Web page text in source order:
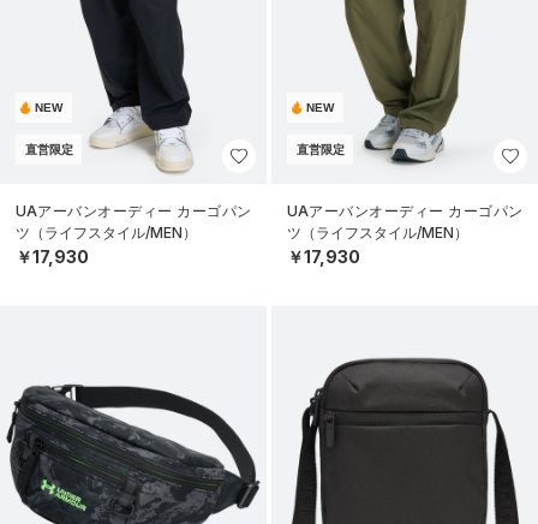
NEW
直営限定
UAアーバンオーディー カーゴパン
ツ（ライフスタイル/MEN）
￥17,930
NEW
直営限定
UAアーバンオーディー カーゴパン
ツ（ライフスタイル/MEN）
￥17,930